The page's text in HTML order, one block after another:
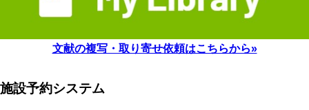
文献の複写・取り寄せ依頼はこちらから»
施設予約システム